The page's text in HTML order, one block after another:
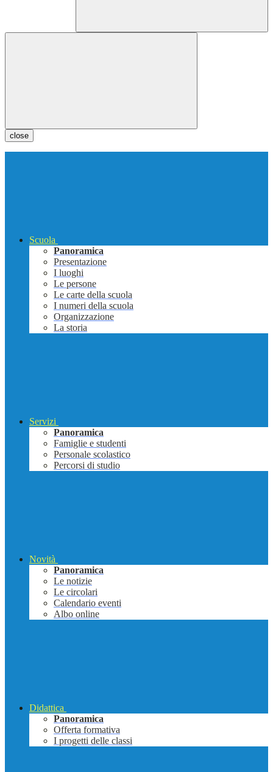
close
Scuola
Panoramica
Presentazione
I luoghi
Le persone
Le carte della scuola
I numeri della scuola
Organizzazione
La storia
Servizi
Panoramica
Famiglie e studenti
Personale scolastico
Percorsi di studio
Novità
Panoramica
Le notizie
Le circolari
Calendario eventi
Albo online
Didattica
Panoramica
Offerta formativa
I progetti delle classi